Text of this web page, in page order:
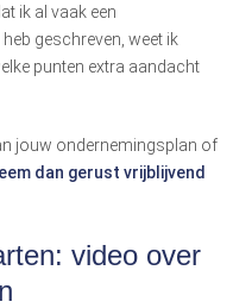
ik al vaak een
geschreven, weet ik
punten extra aandacht
jouw ondernemingsplan of
dan gerust vrijblijvend
video over